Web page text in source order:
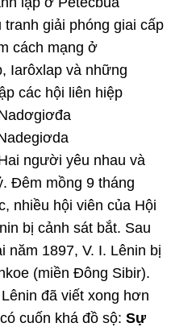
giải phóng giai cấp
cách mạng ở
Iarôxlap và những
các hội liên hiệp
người yêu nhau và
Đêm mồng 9 tháng
nhiều hội viên của Hội
bị cảnh sát bắt. Sau
năm 1897, V. I. Lênin bị
(miền Đông Sibir).
đã viết xong hơn
cuốn khá đồ sộ: Sự